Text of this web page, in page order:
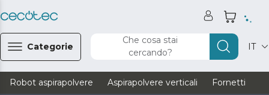
Categorie
Che cosa stai
cercando?
IT
Robot aspirapolvere Aspirapolvere verticali Fornetti